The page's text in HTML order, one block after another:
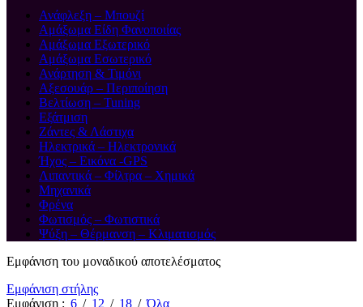
Ανάφλεξη – Μπουζί
Αμάξωμα Είδη Φανοποιίας
Αμάξωμα Εξωτερικό
Αμάξωμα Εσωτερικό
Ανάρτηση & Τιμόνι
Αξεσουάρ – Περιποίηση
Βελτίωση – Tuning
Εξάτμιση
Ζάντες & Λάστιχα
Ηλεκτρικά – Ηλεκτρονικά
Ήχος – Εικόνα -GPS
Λιπαντικά – Φίλτρα – Χημικά
Μηχανικά
Φρένα
Φωτισμός – Φωτιστικά
Ψύξη – Θέρμανση – Κλιματισμός
Εμφάνιση του μοναδικού αποτελέσματος
Εμφάνιση στήλης
Εμφάνιση
6 12 18 Όλα